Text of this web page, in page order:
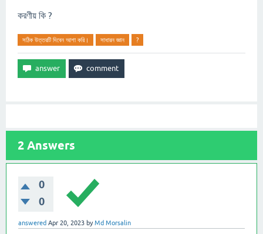
করণীয় কি ?
সঠিক উত্তরটি দিবেন আশা করি। সাধারন জ্ঞান ?
2 Answers
0
0
answered Apr 20, 2023 byMd Morsalin